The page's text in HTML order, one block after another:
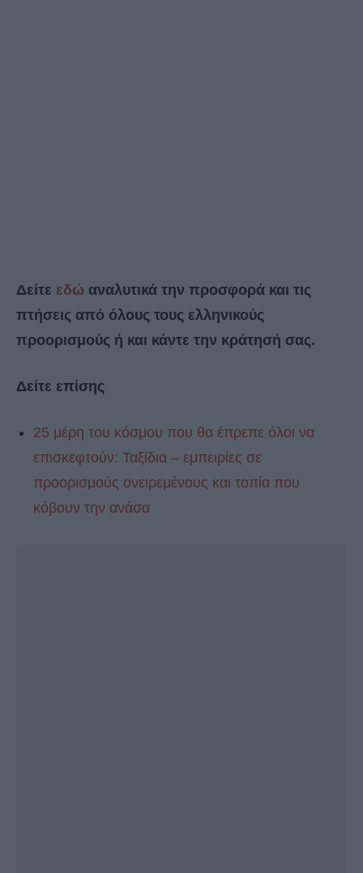
Δείτε εδώ αναλυτικά την προσφορά και τις
πτήσεις από όλους τους ελληνικούς
προορισμούς ή και κάντε την κράτησή σας.
Δείτε επίσης
25 μέρη του κόσμου που θα έπρεπε όλοι να
επισκεφτούν: Ταξίδια – εμπειρίες σε
προορισμούς ονειρεμένους και τοπία που
κόβουν την ανάσα